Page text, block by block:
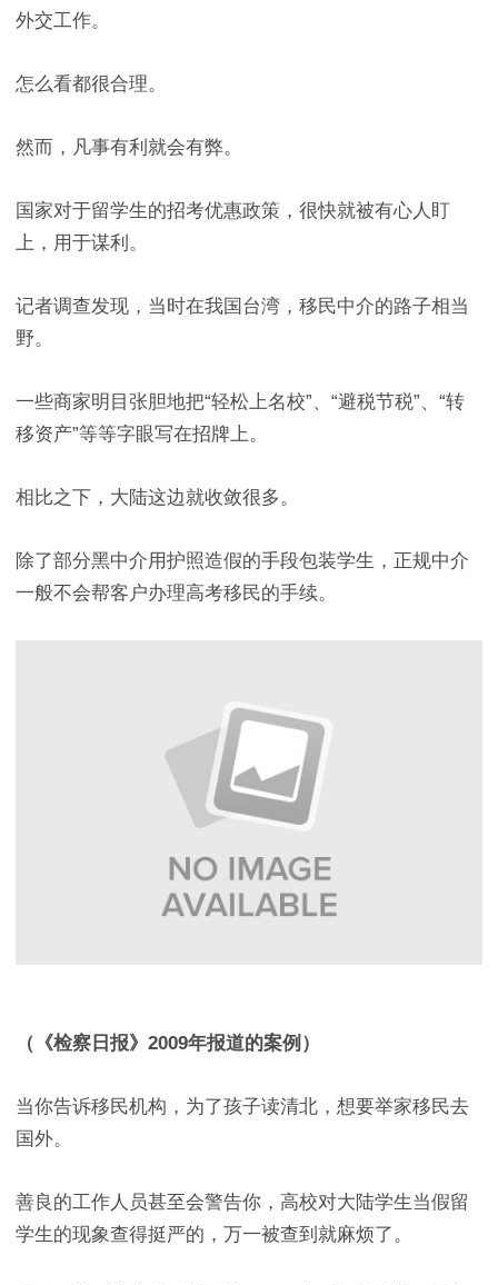
外交工作。
怎么看都很合理。
然而，凡事有利就会有弊。
国家对于留学生的招考优惠政策，很快就被有心人盯
上，用于谋利。
记者调查发现，当时在我国台湾，移民中介的路子相当
野。
一些商家明目张胆地把“轻松上名校”、“避税节税”、“转
移资产”等等字眼写在招牌上。
相比之下，大陆这边就收敛很多。
除了部分黑中介用护照造假的手段包装学生，正规中介
一般不会帮客户办理高考移民的手续。
（《检察日报》2009年报道的案例）
当你告诉移民机构，为了孩子读清北，想要举家移民去
国外。
善良的工作人员甚至会警告你，高校对大陆学生当假留
学生的现象查得挺严的，万一被查到就麻烦了。